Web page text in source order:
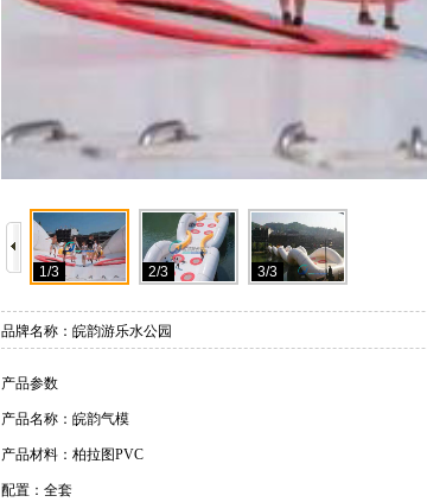
1/3 2/3 3/3
品牌名称：皖韵游乐水公园
产品参数
产品名称：皖韵气模
产品材料：柏拉图PVC
配置：全套